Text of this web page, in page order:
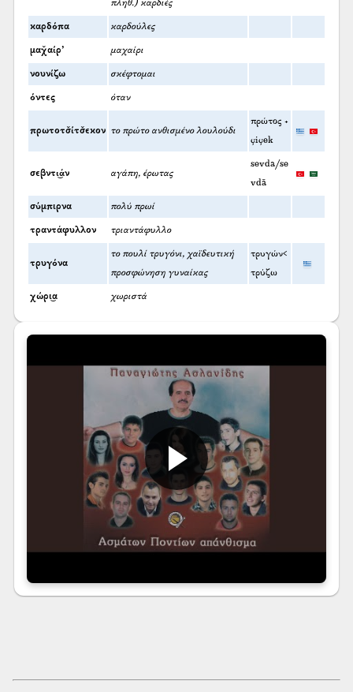
πληθ.) καρδιές
καρδόπα καρδούλες
μαχ̌αίρ’ μαχαίρι
νουνίζω σκέφτομαι
όντες όταν
πρωτοτσ̌ίτσ̌εκον το πρώτο ανθισμένο λουλούδι
πρώτος +
çiçek
σεβντι͜άν αγάπη, έρωτας
sevda/se
vdā
σύμπιρνα πολύ πρωί
τραντάφυλλον τριαντάφυλλο
τρυγόνα
το πουλί τρυγόνι, χαϊδευτική
προσφώνηση γυναίκας
τρυγών<
τρύζω
χώρι͜α χωριστά